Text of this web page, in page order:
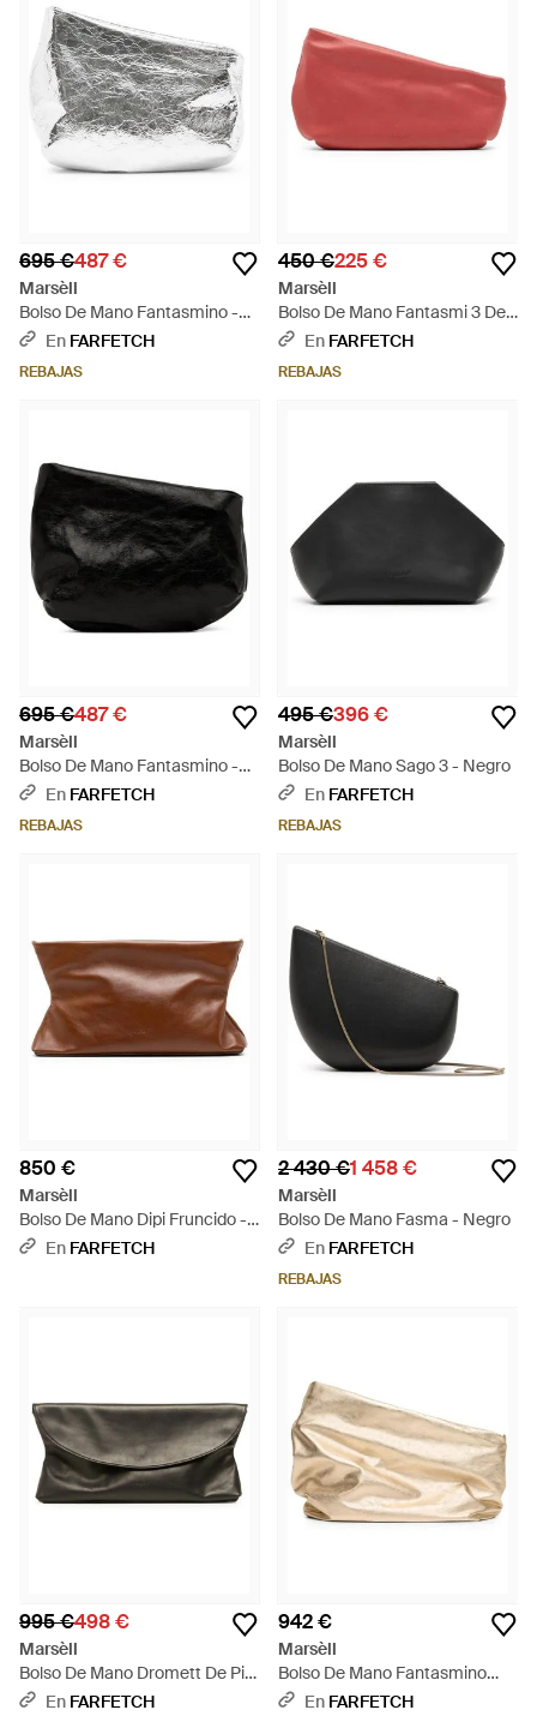
695 €487 €
Marsèll
Bolso De Mano Fantasmino -
GrisEn FARFETCH
REBAJAS
450 €225 €
Marsèll
Bolso De Mano Fantasmi 3 De
Piel - Rojo
En FARFETCH
REBAJAS
695 €487 €
Marsèll
Bolso De Mano Fantasmino -
Negro
En FARFETCH
REBAJAS
495 €396 €
Marsèll
Bolso De Mano Sago 3 - Negro
En FARFETCH
REBAJAS
850 €
Marsèll
Bolso De Mano Dipi Fruncido -
Marrón
En FARFETCH
2 430 €1 458 €
Marsèll
Bolso De Mano Fasma - Negro
En FARFETCH
REBAJAS
995 €498 €
Marsèll
Bolso De Mano Dromett De Piel
- Gris
En FARFETCH
942 €
Marsèll
Bolso De Mano Fantasmino
Asimétrico - Neutro
En FARFETCH